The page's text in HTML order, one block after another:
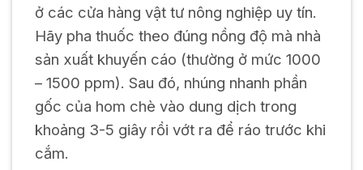
ở các cửa hàng vật tư nông nghiệp uy tín.
Hãy pha thuốc theo đúng nồng độ mà nhà
sản xuất khuyến cáo (thường ở mức 1000
– 1500 ppm). Sau đó, nhúng nhanh phần
gốc của hom chè vào dung dịch trong
khoảng 3-5 giây rồi vớt ra để ráo trước khi
cắm.